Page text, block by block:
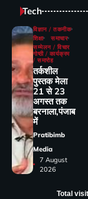
Tech
विज्ञान / तकनीक
शिक्षा
समाचार
सम्मेलन / विचार
गोष्ठी / कार्यक्रम
/ समारोह
तर्कशील
पुस्तक मेला
21 से 23
अगस्त तक
बरनाला,पंजाब
में
Pratibimb
Media
7 August
2026
Total